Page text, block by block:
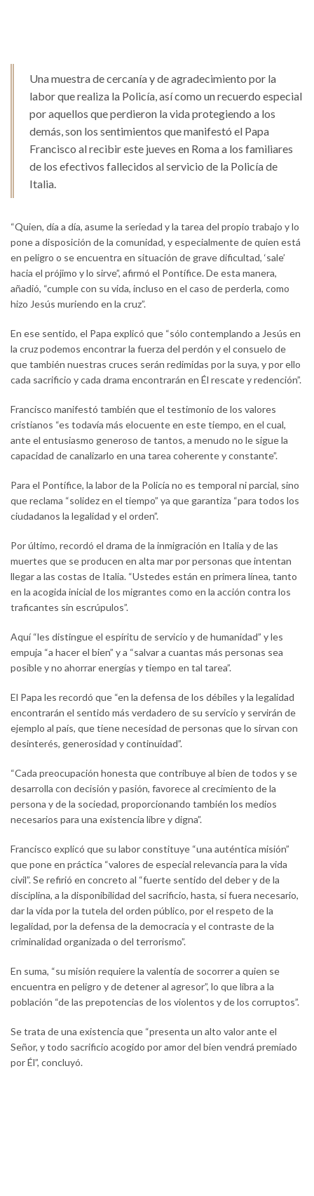
Una muestra de cercanía y de agradecimiento por la
labor que realiza la Policía, así como un recuerdo especial
por aquellos que perdieron la vida protegiendo a los
demás, son los sentimientos que manifestó el Papa
Francisco al recibir este jueves en Roma a los familiares
de los efectivos fallecidos al servicio de la Policía de
Italia.
“Quien, día a día, asume la seriedad y la tarea del propio trabajo y lo
pone a disposición de la comunidad, y especialmente de quien está
en peligro o se encuentra en situación de grave dificultad, ‘sale’
hacia el prójimo y lo sirve”, afirmó el Pontífice. De esta manera,
añadió, “cumple con su vida, incluso en el caso de perderla, como
hizo Jesús muriendo en la cruz”.
En ese sentido, el Papa explicó que “sólo contemplando a Jesús en
la cruz podemos encontrar la fuerza del perdón y el consuelo de
que también nuestras cruces serán redimidas por la suya, y por ello
cada sacrificio y cada drama encontrarán en Él rescate y redención”.
Francisco manifestó también que el testimonio de los valores
cristianos “es todavía más elocuente en este tiempo, en el cual,
ante el entusiasmo generoso de tantos, a menudo no le sigue la
capacidad de canalizarlo en una tarea coherente y constante”.
Para el Pontífice, la labor de la Policía no es temporal ni parcial, sino
que reclama “solidez en el tiempo” ya que garantiza “para todos los
ciudadanos la legalidad y el orden”.
Por último, recordó el drama de la inmigración en Italia y de las
muertes que se producen en alta mar por personas que intentan
llegar a las costas de Italia. “Ustedes están en primera línea, tanto
en la acogida inicial de los migrantes como en la acción contra los
traficantes sin escrúpulos”.
Aquí “les distingue el espíritu de servicio y de humanidad” y les
empuja “a hacer el bien” y a “salvar a cuantas más personas sea
posible y no ahorrar energías y tiempo en tal tarea”.
El Papa les recordó que “en la defensa de los débiles y la legalidad
encontrarán el sentido más verdadero de su servicio y servirán de
ejemplo al país, que tiene necesidad de personas que lo sirvan con
desinterés, generosidad y continuidad”.
“Cada preocupación honesta que contribuye al bien de todos y se
desarrolla con decisión y pasión, favorece al crecimiento de la
persona y de la sociedad, proporcionando también los medios
necesarios para una existencia libre y digna”.
Francisco explicó que su labor constituye “una auténtica misión”
que pone en práctica “valores de especial relevancia para la vida
civil”. Se refirió en concreto al “fuerte sentido del deber y de la
disciplina, a la disponibilidad del sacrificio, hasta, si fuera necesario,
dar la vida por la tutela del orden público, por el respeto de la
legalidad, por la defensa de la democracia y el contraste de la
criminalidad organizada o del terrorismo”.
En suma, “su misión requiere la valentía de socorrer a quien se
encuentra en peligro y de detener al agresor”, lo que libra a la
población “de las prepotencias de los violentos y de los corruptos”.
Se trata de una existencia que “presenta un alto valor ante el
Señor, y todo sacrificio acogido por amor del bien vendrá premiado
por Él”, concluyó.